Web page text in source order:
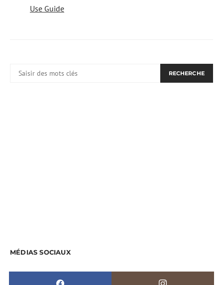
Use Guide
RECHERCHE
MÉDIAS SOCIAUX